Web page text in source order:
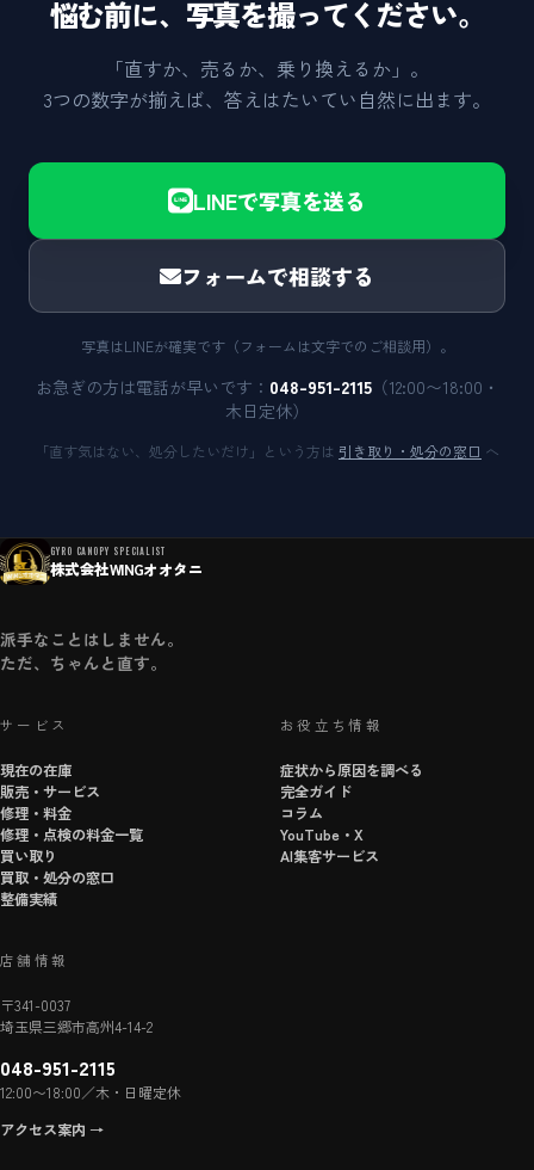
悩む前に、写真を撮ってください。
「直すか、売るか、乗り換えるか」。
3つの数字が揃えば、答えはたいてい自然に出ます。
LINEで写真を送る
フォームで相談する
写真はLINEが確実です（フォームは文字でのご相談用）。
お急ぎの方は電話が早いです： 048-951-2115（12:00〜18:00・
木日定休）
「直す気はない、処分したいだけ」という方は 引き取り・処分の窓口 へ
GYRO CANOPY SPECIALIST
株式会社WINGオオタニ
派手なことはしません。
ただ、ちゃんと直す。
サービス
現在の在庫
販売・サービス
修理・料金
修理・点検の料金一覧
買い取り
買取・処分の窓口
整備実績
お役立ち情報
症状から原因を調べる
完全ガイド
コラム
YouTube・X
AI集客サービス
店舗情報
〒341-0037
埼玉県三郷市高州4-14-2
048-951-2115
12:00〜18:00／木・日曜定休
アクセス案内 →